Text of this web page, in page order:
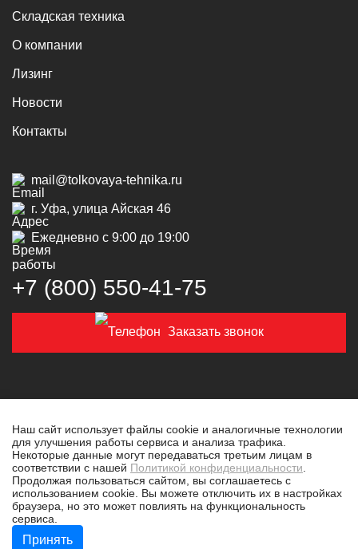
Складская техника
О компании
Лизинг
Новости
Контакты
mail@tolkovaya-tehnika.ru
г. Уфа, улица Айская 46
Ежедневно с 9:00 до 19:00
+7 (800) 550‑41‑75
Заказать звонок
© 2019-2026 Толковая техника
Политика конфиденциальности
Разработано в tim-marketing.ru
Наш сайт использует файлы cookie и аналогичные технологии
для улучшения работы сервиса и анализа трафика.
Некоторые данные могут передаваться третьим лицам в
соответствии с нашей Политикой конфиденциальности
Продолжая пользоваться сайтом, вы соглашаетесь с
использованием cookie. Вы можете отключить их в настройках
браузера, но это может повлиять на функциональность
сервиса.
Принять